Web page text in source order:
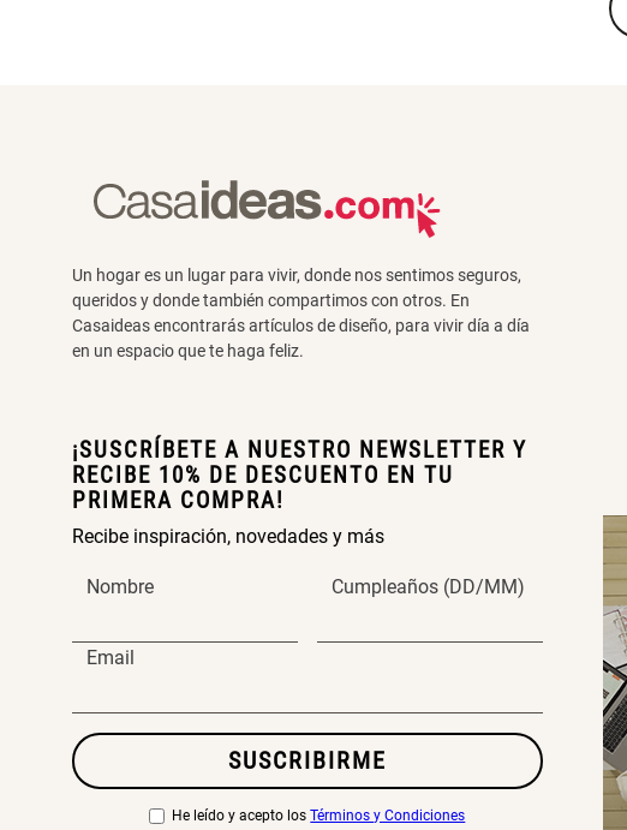
Un hogar es un lugar para vivir, donde nos sentimos seguros,
queridos y donde también compartimos con otros. En
Casaideas encontrarás artículos de diseño, para vivir día a día
en un espacio que te haga feliz.
¡SUSCRÍBETE A NUESTRO NEWSLETTER Y
RECIBE 10% DE DESCUENTO EN TU
PRIMERA COMPRA!
Recibe inspiración, novedades y más
Nombre Cumpleaños (DD/MM)
Email
SUSCRIBIRME
He leído y acepto los Términos y Condiciones